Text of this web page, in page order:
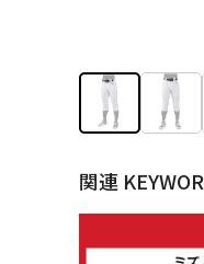
関連